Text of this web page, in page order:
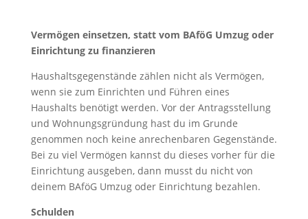
Vermögen einsetzen, statt vom BAföG Umzug oder
Einrichtung zu finanzieren
Haushaltsgegenstände zählen nicht als Vermögen,
wenn sie zum Einrichten und Führen eines
Haushalts benötigt werden. Vor der Antragsstellung
und Wohnungsgründung hast du im Grunde
genommen noch keine anrechenbaren Gegenstände.
Bei zu viel Vermögen kannst du dieses vorher für die
Einrichtung ausgeben, dann musst du nicht von
deinem BAföG Umzug oder Einrichtung bezahlen.
Schulden